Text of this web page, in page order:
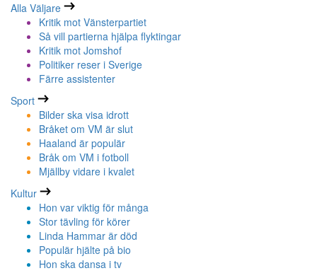
Alla Väljare
Kritik mot Vänsterpartiet
Så vill partierna hjälpa flyktingar
Kritik mot Jomshof
Politiker reser i Sverige
Färre assistenter
Sport
Bilder ska visa idrott
Bråket om VM är slut
Haaland är populär
Bråk om VM i fotboll
Mjällby vidare i kvalet
Kultur
Hon var viktig för många
Stor tävling för körer
Linda Hammar är död
Populär hjälte på bio
Hon ska dansa i tv